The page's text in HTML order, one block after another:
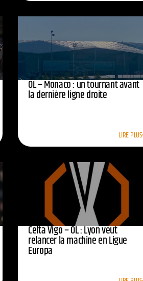
OL – Monaco : un tournant avant
la dernière ligne droite
LIRE PLUS
Celta Vigo – OL : Lyon veut
relancer la machine en Ligue
Europa